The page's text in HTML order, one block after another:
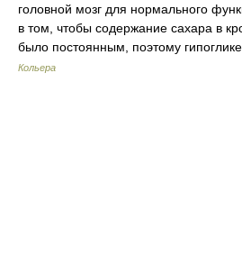
головной мозг для нормального
в том, чтобы содержание сахара в
было постоянным, поэтому
Кольера